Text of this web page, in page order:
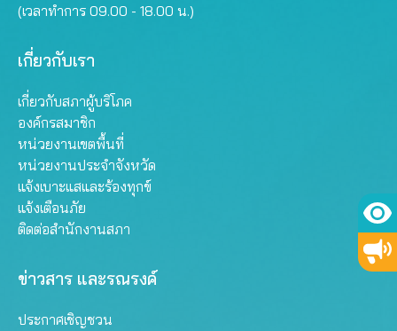
(เวลาทำการ 09.00 - 18.00 น.)
เกี่ยวกับเรา
เกี่ยวกับสภาผู้บริโภค
องค์กรสมาชิก
หน่วยงานเขตพื้นที่
หน่วยงานประจำจังหวัด
แจ้งเบาะแสและร้องทุกข์
แจ้งเตือนภัย
ติดต่อสำนักงานสภา
ข่าวสาร และรณรงค์
ประกาศเชิญชวน